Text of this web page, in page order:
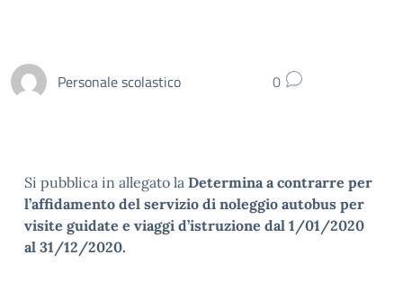
Personale scolastico 0
Si pubblica in allegato la Determina a contrarre per
l’affidamento del servizio di noleggio autobus per
visite guidate e viaggi d’istruzione dal 1/01/2020
al 31/12/2020.